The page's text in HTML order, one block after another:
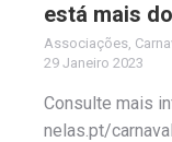
está mais
Associações,
29 Janeiro 2023
Consulte mais
nelas.pt/